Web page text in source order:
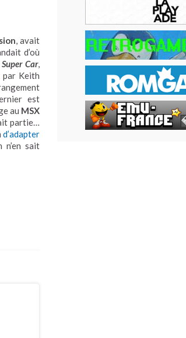
, avait
d’où
Super Car,
par Keith
est
au MSX
partie…
d’adapter
sait